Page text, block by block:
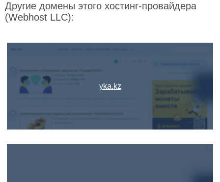
Другие домены этого хостинг-провайдера
(Webhost LLC):
yka.kz